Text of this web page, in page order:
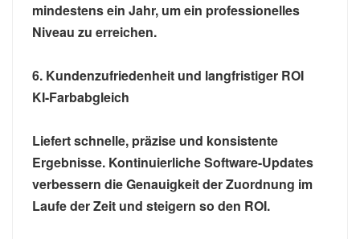
mindestens ein Jahr, um ein professionelles
Niveau zu erreichen.
6. Kundenzufriedenheit und langfristiger ROI
KI-Farbabgleich
Liefert schnelle, präzise und konsistente
Ergebnisse. Kontinuierliche Software-Updates
verbessern die Genauigkeit der Zuordnung im
Laufe der Zeit und steigern so den ROI.